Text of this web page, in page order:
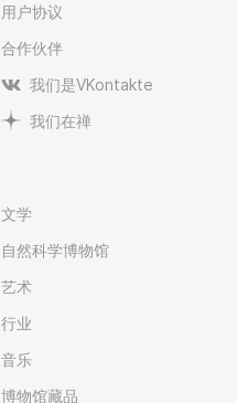
用户协议
合作伙伴
我们是VKontakte
我们在禅
文学
自然科学博物馆
艺术
行业
音乐
博物馆藏品